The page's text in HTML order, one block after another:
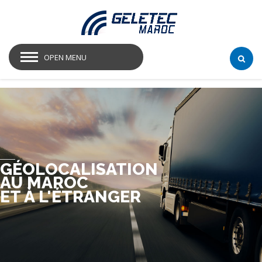
OPEN MENU
ET À L'ÉTRANGER
AU MAROC
GÉOLOCALISATION